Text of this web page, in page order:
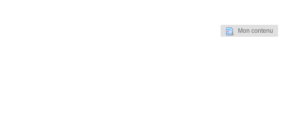
Mon contenu